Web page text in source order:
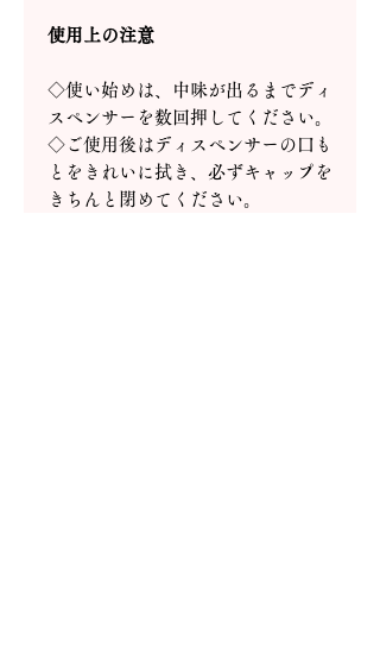
使用上の注意
◇使い始めは、中味が出るまでディ
スペンサーを数回押してください。
◇ご使用後はディスペンサーの口も
とをきれいに拭き、必ずキャップを
きちんと閉めてください。